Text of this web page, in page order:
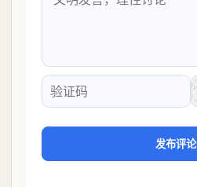
验证码
发布评论